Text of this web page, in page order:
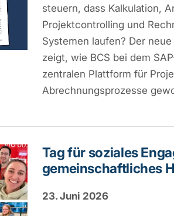
steuern, dass Kalkulation,
Projektcontrolling und
Systemen laufen? Der
zeigt, wie BCS bei dem
zentralen Plattform für
Abrechnungsprozesse
Tag für soziales
gemeinschaftliches
23. Juni 2026